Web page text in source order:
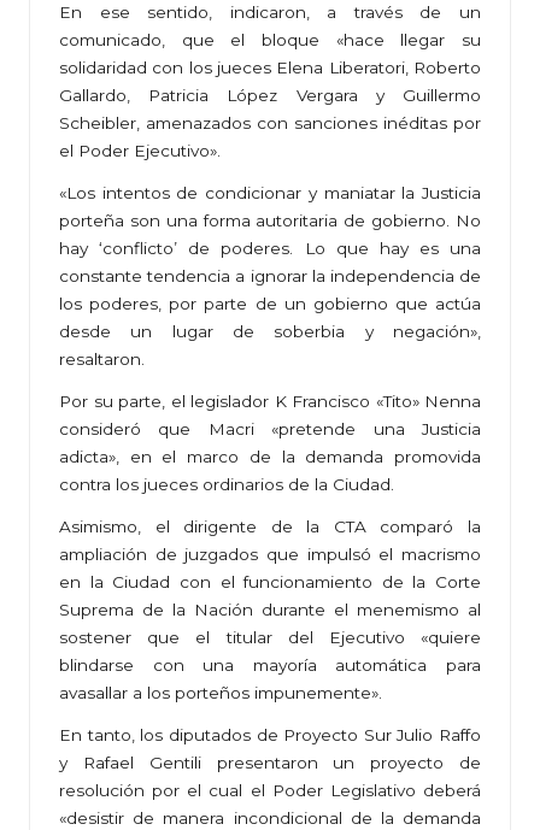
En ese sentido, indicaron, a través de un
comunicado, que el bloque «hace llegar su
solidaridad con los jueces Elena Liberatori, Roberto
Gallardo, Patricia López Vergara y Guillermo
Scheibler, amenazados con sanciones inéditas por
el Poder Ejecutivo».
«Los intentos de condicionar y maniatar la Justicia
porteña son una forma autoritaria de gobierno. No
hay ‘conflicto’ de poderes. Lo que hay es una
constante tendencia a ignorar la independencia de
los poderes, por parte de un gobierno que actúa
desde un lugar de soberbia y negación»,
resaltaron.
Por su parte, el legislador K Francisco «Tito» Nenna
consideró que Macri «pretende una Justicia
adicta», en el marco de la demanda promovida
contra los jueces ordinarios de la Ciudad.
Asimismo, el dirigente de la CTA comparó la
ampliación de juzgados que impulsó el macrismo
en la Ciudad con el funcionamiento de la Corte
Suprema de la Nación durante el menemismo al
sostener que el titular del Ejecutivo «quiere
blindarse con una mayoría automática para
avasallar a los porteños impunemente».
En tanto, los diputados de Proyecto Sur Julio Raffo
y Rafael Gentili presentaron un proyecto de
resolución por el cual el Poder Legislativo deberá
«desistir de manera incondicional de la demanda